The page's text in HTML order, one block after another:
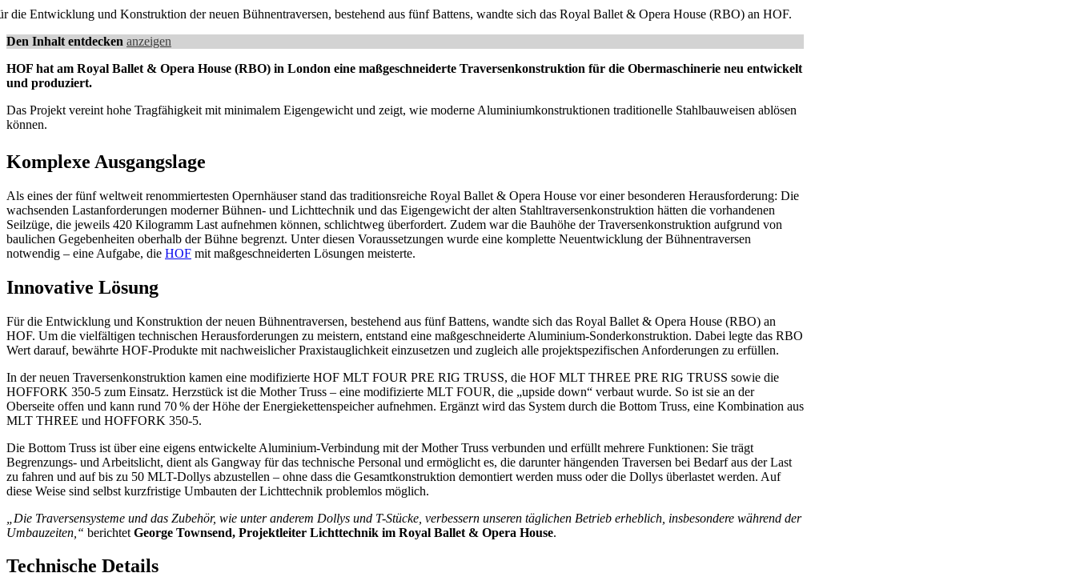
die Entwicklung und Konstruktion der neuen Bühnentraversen, bestehend aus fünf Battens, wandte sich das Royal Ballet & Opera House (RBO) an HOF.
Den Inhalt entdecken anzeigen
HOF hat am Royal Ballet & Opera House (RBO) in London eine maßgeschneiderte Traversenkonstruktion für die Obermaschinerie neu entwickelt
und produziert.
Das Projekt vereint hohe Tragfähigkeit mit minimalem Eigengewicht und zeigt, wie moderne Aluminiumkonstruktionen traditionelle Stahlbauweisen ablösen
können.
Komplexe Ausgangslage
Als eines der fünf weltweit renommiertesten Opernhäuser stand das traditionsreiche Royal Ballet & Opera House vor einer besonderen Herausforderung: Die
wachsenden Lastanforderungen moderner Bühnen- und Lichttechnik und das Eigengewicht der alten Stahltraversenkonstruktion hätten die vorhandenen
Seilzüge, die jeweils 420 Kilogramm Last aufnehmen können, schlichtweg überfordert. Zudem war die Bauhöhe der Traversenkonstruktion aufgrund von
baulichen Gegebenheiten oberhalb der Bühne begrenzt. Unter diesen Voraussetzungen wurde eine komplette Neuentwicklung der Bühnentraversen
notwendig – eine Aufgabe, die HOF mit maßgeschneiderten Lösungen meisterte.
Innovative Lösung
Für die Entwicklung und Konstruktion der neuen Bühnentraversen, bestehend aus fünf Battens, wandte sich das Royal Ballet & Opera House (RBO) an
HOF. Um die vielfältigen technischen Herausforderungen zu meistern, entstand eine maßgeschneiderte Aluminium-Sonderkonstruktion. Dabei legte das RBO
Wert darauf, bewährte HOF-Produkte mit nachweislicher Praxistauglichkeit einzusetzen und zugleich alle projektspezifischen Anforderungen zu erfüllen.
In der neuen Traversenkonstruktion kamen eine modifizierte HOF MLT FOUR PRE RIG TRUSS, die HOF MLT THREE PRE RIG TRUSS sowie die
HOFFORK 350-5 zum Einsatz. Herzstück ist die Mother Truss – eine modifizierte MLT FOUR, die „upside down“ verbaut wurde. So ist sie an der
Oberseite offen und kann rund 70 % der Höhe der Energiekettenspeicher aufnehmen. Ergänzt wird das System durch die Bottom Truss, eine Kombination aus
MLT THREE und HOFFORK 350-5.
Die Bottom Truss ist über eine eigens entwickelte Aluminium-Verbindung mit der Mother Truss verbunden und erfüllt mehrere Funktionen: Sie trägt
Begrenzungs- und Arbeitslicht, dient als Gangway für das technische Personal und ermöglicht es, die darunter hängenden Traversen bei Bedarf aus der Last
zu fahren und auf bis zu 50 MLT-Dollys abzustellen – ohne dass die Gesamtkonstruktion demontiert werden muss oder die Dollys überlastet werden. Auf
diese Weise sind selbst kurzfristige Umbauten der Lichttechnik problemlos möglich.
„Die Traversensysteme und das Zubehör, wie unter anderem Dollys und T-Stücke, verbessern unseren täglichen Betrieb erheblich, insbesondere während der
Umbauzeiten,“ berichtet George Townsend, Projektleiter Lichttechnik im Royal Ballet & Opera House.
Technische Details